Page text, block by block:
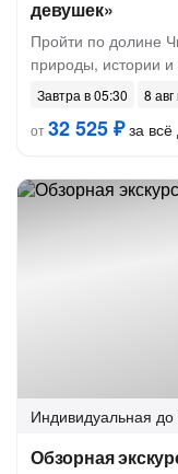
девушек»
Пройти по долине
природы, истории и
Завтра в 05:30
8
от32 525 ₽за всё
Индивидуальная до
Обзорная